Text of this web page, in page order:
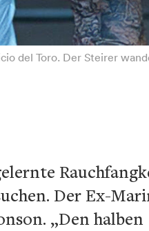
del Toro. Der Steirer
Der Ex-
„Den halben